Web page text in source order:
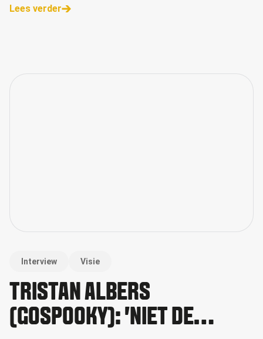
Lees verder
Interview Visie
TRISTAN ALBERS
(GOSPOOKY): 'NIET DE